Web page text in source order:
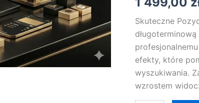
Skuteczne
efekty, które
wyszukiwania.
wzrostem